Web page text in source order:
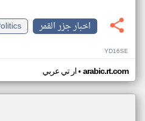
اخبار جزر القمر
YD16SE
ار تي عربي• arabic.rt.com